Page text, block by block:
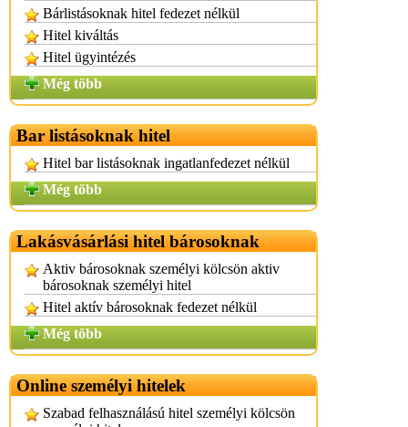
Bárlistásoknak hitel fedezet nélkül
Hitel kiváltás
Hitel ügyintézés
Még több
Bar listásoknak hitel
Hitel bar listásoknak ingatlanfedezet nélkül
Még több
Lakásvásárlási hitel bárosoknak
Aktiv bárosoknak személyi kölcsön aktiv
bárosoknak személyi hitel
Hitel aktív bárosoknak fedezet nélkül
Még több
Online személyi hitelek
Szabad felhasználású hitel személyi kölcsön